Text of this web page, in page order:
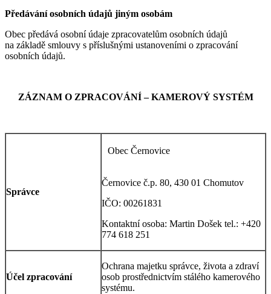
Předávání osobních údajů jiným osobám
Obec předává osobní údaje zpracovatelům osobních údajů
na základě smlouvy s příslušnými ustanoveními o zpracování
osobních údajů.
ZÁZNAM O ZPRACOVÁNÍ – KAMEROVÝ SYSTÉM
Správce
Obec Černovice
Černovice č.p. 80, 430 01 Chomutov
IČO: 00261831
Kontaktní osoba: Martin Došek tel.: +420
774 618 251
Účel zpracování
Ochrana majetku správce, života a zdraví
osob prostřednictvím stálého kamerového
systému.